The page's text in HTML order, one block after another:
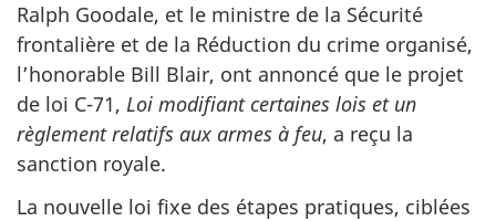
Ralph Goodale, et le ministre de la Sécurité
frontalière et de la Réduction du crime organisé,
l’honorable Bill Blair, ont annoncé que le projet
de loi C-71, Loi modifiant certaines lois et un
règlement relatifs aux armes à feu, a reçu la
sanction royale.
La nouvelle loi fixe des étapes pratiques, ciblées